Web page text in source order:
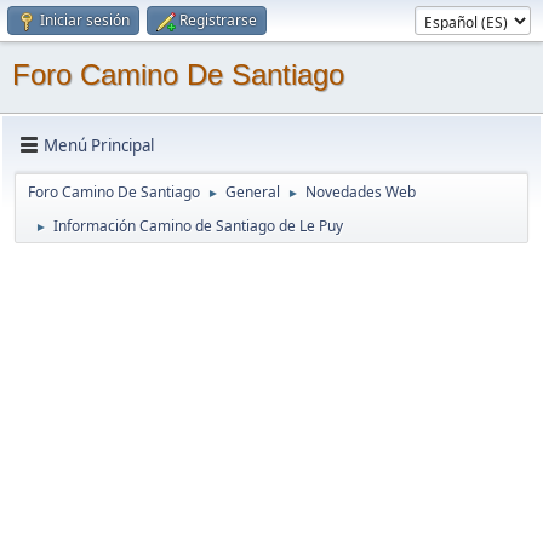
Iniciar sesión Registrarse
Foro Camino De Santiago
Menú Principal
Foro Camino De Santiago ► General ► Novedades Web
► Información Camino de Santiago de Le Puy